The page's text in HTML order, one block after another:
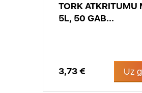
TORK ATKRITUMU
5L, 50 GAB...
3,73 € Uz